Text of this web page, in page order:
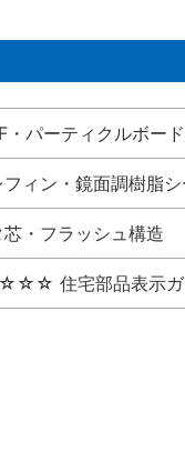
・パーティクルボー
フィン・鏡面調樹脂
芯・フラッシュ構造
住宅部品表示ガ